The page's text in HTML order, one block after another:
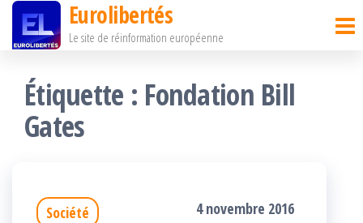
Passer
contenu
Eurolibertés
Le site de réinformation européenne
Étiquette : Fondation Bill
Gates
Société 4 novembre 2016